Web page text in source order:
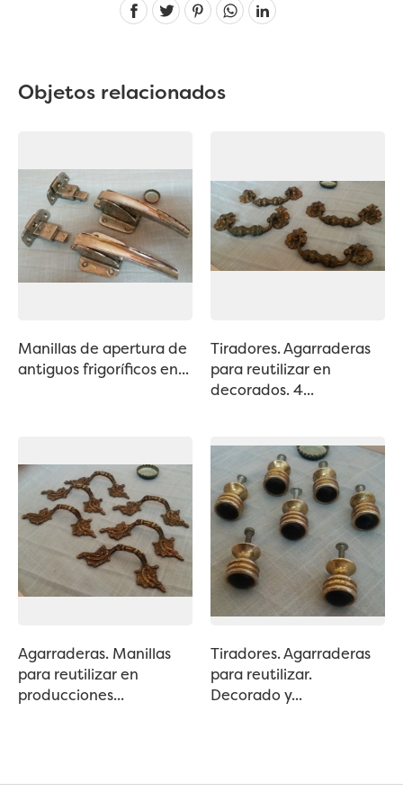
Linkedin
Objetos relacionados
Manillas de apertura de
antiguos frigoríficos en...
Tiradores. Agarraderas
para reutilizar en
decorados. 4...
Agarraderas. Manillas
para reutilizar en
producciones...
Tiradores. Agarraderas
para reutilizar.
Decorado y...